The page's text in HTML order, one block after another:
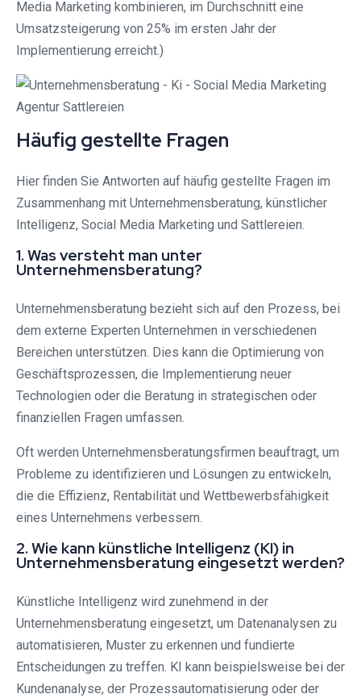
Media Marketing kombinieren, im Durchschnitt eine
Umsatzsteigerung von 25% im ersten Jahr der
Implementierung erreicht.)
Häufig gestellte Fragen
Hier finden Sie Antworten auf häufig gestellte Fragen im
Zusammenhang mit Unternehmensberatung, künstlicher
Intelligenz, Social Media Marketing und Sattlereien.
1. Was versteht man unter
Unternehmensberatung?
Unternehmensberatung bezieht sich auf den Prozess, bei
dem externe Experten Unternehmen in verschiedenen
Bereichen unterstützen. Dies kann die Optimierung von
Geschäftsprozessen, die Implementierung neuer
Technologien oder die Beratung in strategischen oder
finanziellen Fragen umfassen.
Oft werden Unternehmensberatungsfirmen beauftragt, um
Probleme zu identifizieren und Lösungen zu entwickeln,
die die Effizienz, Rentabilität und Wettbewerbsfähigkeit
eines Unternehmens verbessern.
2. Wie kann künstliche Intelligenz (KI) in
Unternehmensberatung eingesetzt werden?
Künstliche Intelligenz wird zunehmend in der
Unternehmensberatung eingesetzt, um Datenanalysen zu
automatisieren, Muster zu erkennen und fundierte
Entscheidungen zu treffen. KI kann beispielsweise bei der
Kundenanalyse, der Prozessautomatisierung oder der